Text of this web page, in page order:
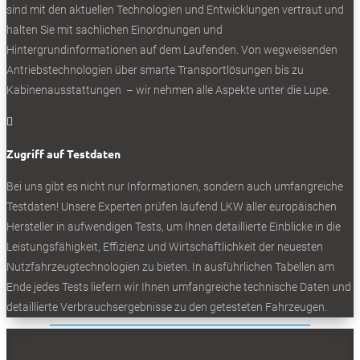
Folgen
Folgen
Folgen
BELIEBTE NEWS
BELIEBTE TESTS
sind mit den aktuellen Technologien und Entwicklungen vertraut und
halten Sie mit sachlichen Einordnungen und
Hintergrundinformationen auf dem Laufenden. Von wegweisenden
Antriebstechnologien über smarte Transportlösungen bis zu
Kabinenausstattungen – wir nehmen alle Aspekte unter die Lupe.

Zugriff auf Testdaten
Bei uns gibt es nicht nur Informationen, sondern auch umfangreiche
Testdaten! Unsere Experten prüfen laufend LKW aller europäischen
Hersteller in aufwendigen Tests, um Ihnen detaillierte Einblicke in die
Leistungsfähigkeit, Effizienz und Wirtschaftlichkeit der neuesten
Nutzfahrzeugtechnologien zu bieten. In ausführlichen Tabellen am
Ende jedes Tests liefern wir Ihnen umfangreiche technische Daten und
detaillierte Verbrauchsergebnisse zu den getesteten Fahrzeugen.